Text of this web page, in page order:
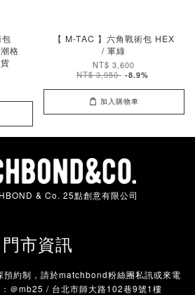
格
【 M-TAC 】六角戰術包 HEX
/ 軍綠
NT$ 3,600
NT$ 3,950 -8.9%
加入購物車
& Co. 25點創意有限公司
門市資訊
預約制，請於matchbond粉絲團私訊或來電
＠mb25 / 台北市師大路102巷9號1樓